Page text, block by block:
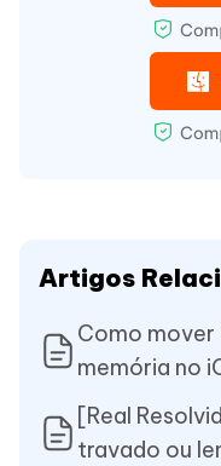
Artigos
Como
memória no
[Real
travado ou